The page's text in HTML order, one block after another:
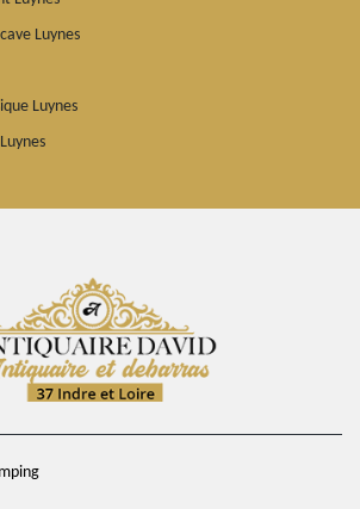
Luynes
Luynes